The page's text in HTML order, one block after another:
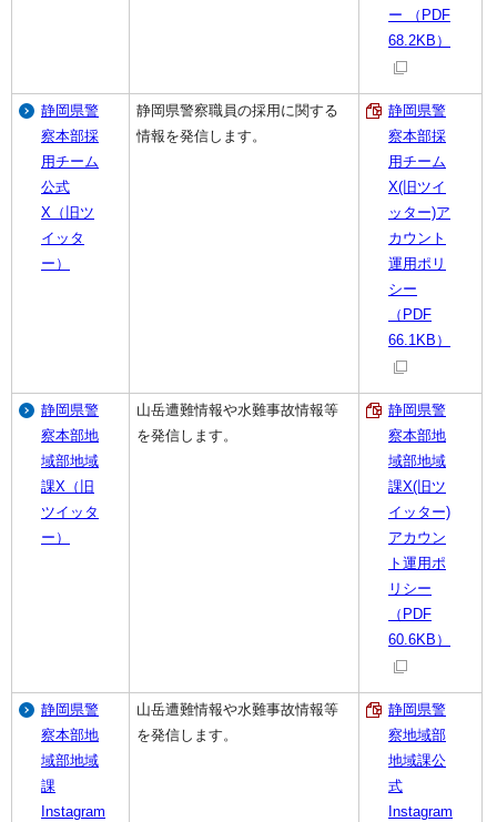
ー （PDF
68.2KB）
静岡県警
察本部採
用チーム
公式
X（旧ツ
イッタ
ー）
静岡県警察職員の採用に関する
情報を発信します。
静岡県警
察本部採
用チーム
X(旧ツイ
ッター)ア
カウント
運用ポリ
シー
（PDF
66.1KB）
静岡県警
察本部地
域部地域
課X（旧
ツイッタ
ー）
山岳遭難情報や水難事故情報等
を発信します。
静岡県警
察本部地
域部地域
課X(旧ツ
イッター)
アカウン
ト運用ポ
リシー
（PDF
60.6KB）
静岡県警
察本部地
域部地域
課
Instagram
山岳遭難情報や水難事故情報等
を発信します。
静岡県警
察地域部
地域課公
式
Instagram